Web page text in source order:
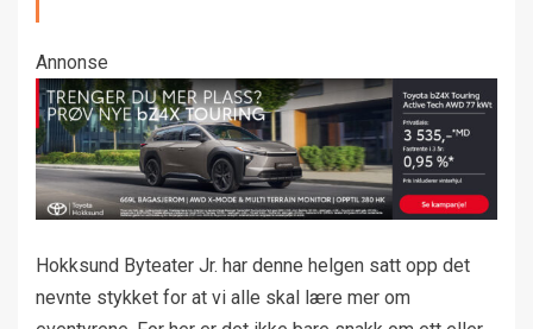
Annonse
Hokksund Byteater Jr. har denne helgen satt opp det
nevnte stykket for at vi alle skal lære mer om